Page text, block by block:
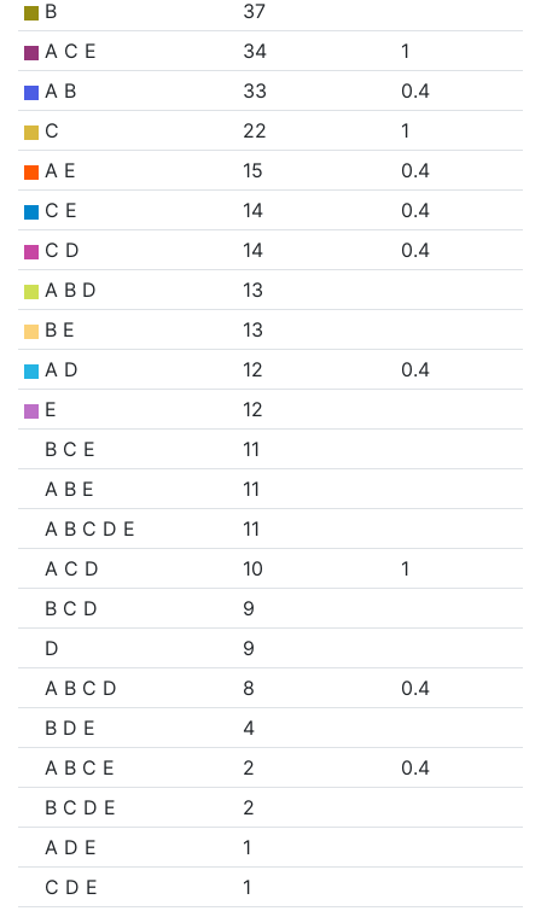
B
37
A C E
34
1
A B
33
0.4
C
22
1
A E
15
0.4
C E
14
0.4
C D
14
0.4
A B D
13
B E
13
A D
12
0.4
E
12
B C E
11
A B E
11
A B C D E
11
A C D
10
1
B C D
9
D
9
A B C D
8
0.4
B D E
4
A B C E
2
0.4
B C D E
2
A D E
1
C D E
1